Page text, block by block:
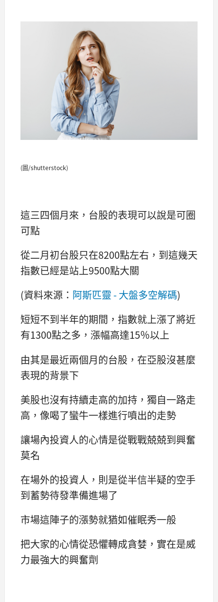
(圖/shutterstock)
這三四個月來，台股的表現可以說是可圈
可點
從二月初台股只在8200點左右，到這幾天
指數已經是站上9500點大關
(資料來源： 阿斯匹靈 - 大盤多空解碼)
短短不到半年的期間，指數就上漲了將近
有1300點之多，漲幅高達15％以上
由其是最近兩個月的台股，在亞股沒甚麼
表現的背景下
美股也沒有持續走高的加持，獨自一路走
高，像喝了蠻牛一樣進行噴出的走勢
讓場內投資人的心情是從戰戰兢兢到興奮
莫名
在場外的投資人，則是從半信半疑的空手
到蓄勢待發準備進場了
市場這陣子的漲勢就猶如催眠秀一般
把大家的心情從恐懼轉成貪婪，實在是威
力最強大的興奮劑